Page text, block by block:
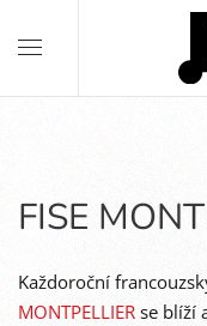
FISE
Každoroční
MONTPELLIER se blíží